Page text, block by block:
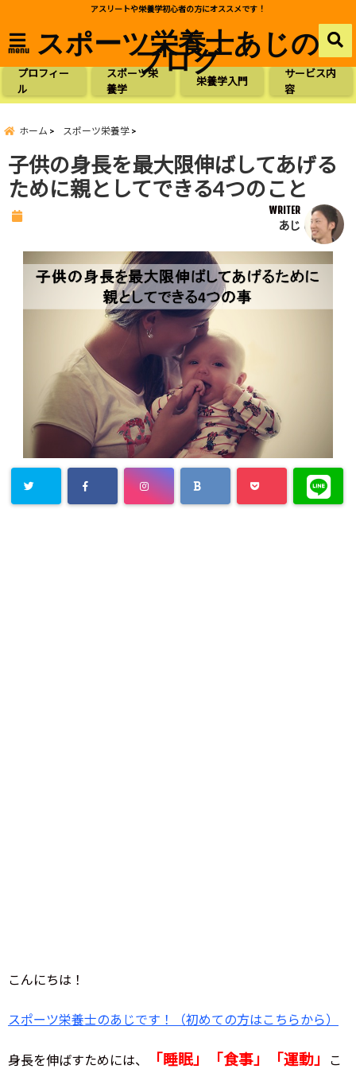
アスリートや栄養学初心者の方にオススメです！
menu スポーツ栄養士あじの
ブログ
プロフィー
ル
スポーツ栄
養学
栄養学入門
サービス内
容
ホーム スポーツ栄養学
子供の身長を最大限伸ばしてあげる
ために親としてできる4つのこと
WRITER
あじ
こんにちは！
スポーツ栄養士のあじです！（初めての方はこちらから）
身長を伸ばすためには、 「睡眠」「食事」「運動」
こ